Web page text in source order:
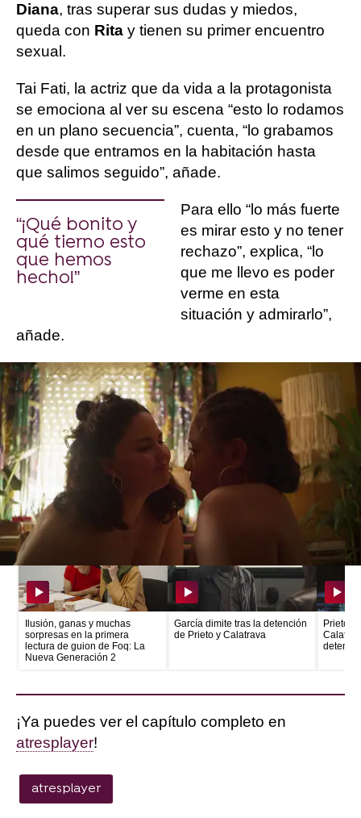
Diana, tras superar sus dudas y miedos,
queda con Rita y tienen su primer encuentro
sexual.
Tai Fati, la actriz que da vida a la protagonista
se emociona al ver su escena “esto lo rodamos
en un plano secuencia”, cuenta, “lo grabamos
desde que entramos en la habitación hasta
que salimos seguido”, añade.
“¡Qué bonito y
qué tierno esto
que hemos
hecho!”
Para ello “lo más fuerte
es mirar esto y no tener
rechazo”, explica, “lo
que me llevo es poder
verme en esta
situación y admirarlo”,
añade.
Si algo tienen claro nuestras protagonistas de
Zorras’ es que estas escenas “no se pueden
hacer si no hay un espacio seguro en el
rodaje”, explican.
Más Noticias
Ilusión, ganas y muchas
sorpresas en la primera
lectura de guion de Foq: La
Nueva Generación 2
García dimite tras la detención
de Prieto y Calatrava
Prieto
¡Ya puedes ver el capítulo completo en
atresplayer!
atresplayer